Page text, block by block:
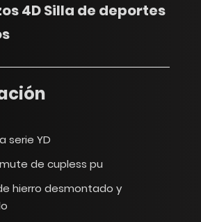
4D Silla de deportes
serie YD
de cupless pu
hierro desmontado y